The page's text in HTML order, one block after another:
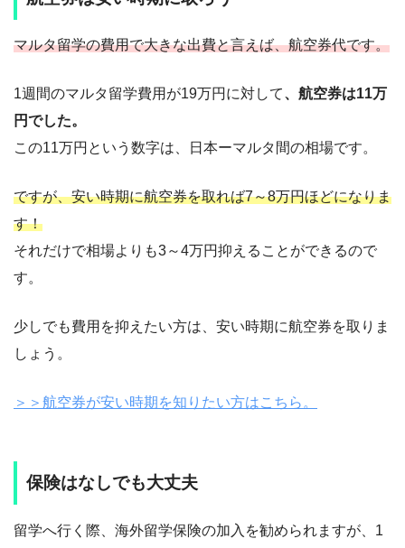
マルタ留学の費用で大きな出費と言えば、航空券代です。
1週間のマルタ留学費用が19万円に対して、航空券は11万
円でした。
この11万円という数字は、日本ーマルタ間の相場です。
ですが、安い時期に航空券を取れば7～8万円ほどになりま
す！
それだけで相場よりも3～4万円抑えることができるので
す。
少しでも費用を抑えたい方は、安い時期に航空券を取りま
しょう。
＞＞航空券が安い時期を知りたい方はこちら。
保険はなしでも大丈夫
留学へ行く際、海外留学保険の加入を勧められますが、1